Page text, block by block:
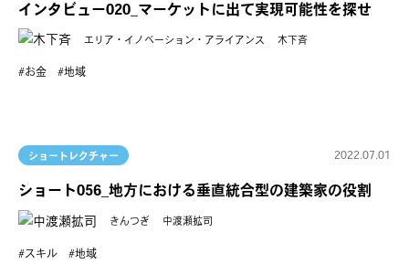
インタビュー020_マーケットに出て実現可能性を探せ
エリア・イノベーション・アライアンス 木下斉
お金 地域
ショートレクチャー 2022.07.01
ショート056_地方における垂直統合型の建築家の役割
きんつぎ 中渡瀬拡司
スキル 地域